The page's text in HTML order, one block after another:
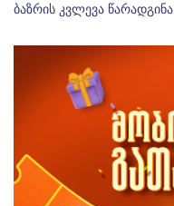
ბაზრის კვლევა წარადგინა